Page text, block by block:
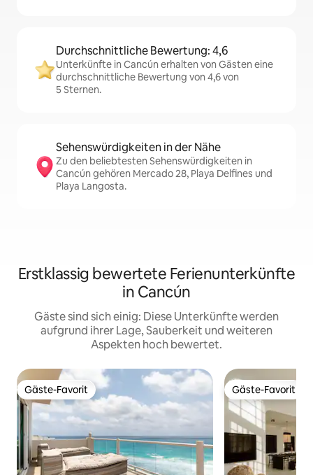
Durchschnittliche Bewertung: 4,6
Unterkünfte in Cancún erhalten von Gästen eine
durchschnittliche Bewertung von 4,6 von
5 Sternen.
Sehenswürdigkeiten in der Nähe
Zu den beliebtesten Sehenswürdigkeiten in
Cancún gehören Mercado 28, Playa Delfines und
Playa Langosta.
Erstklassig bewertete Ferienunterkünfte
in Cancún
Gäste sind sich einig: Diese Unterkünfte werden
aufgrund ihrer Lage, Sauberkeit und weiteren
Aspekten hoch bewertet.
Gäste-Favorit
Gäste-Favorit Gäste-Favorit
Gäste-Favorit